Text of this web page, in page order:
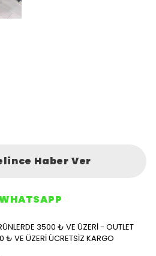
Haber Ver
3500 ₺ VE ÜZERİ - OUTLET
₺ VE ÜZERİ ÜCRETSİZ KARGO